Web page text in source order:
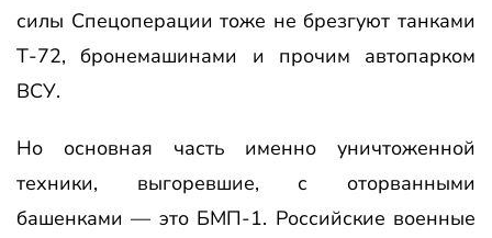
силы Спецоперации тоже не брезгуют танками
Т-72, бронемашинами и прочим автопарком
ВСУ.
Но основная часть именно уничтоженной
техники, выгоревшие, с оторванными
башенками — это БМП-1. Российские военные